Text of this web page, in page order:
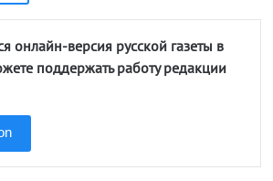
онлайн-версия русской газеты в
поддержать работу редакции